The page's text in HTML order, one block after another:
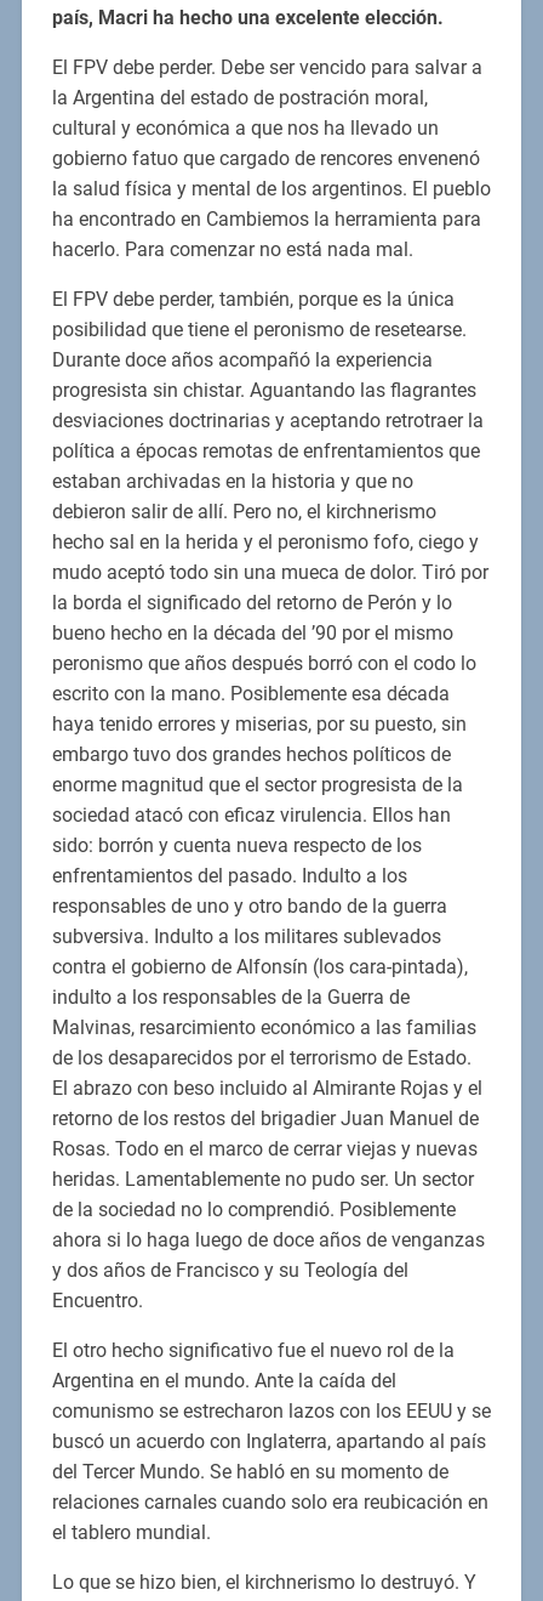
país, Macri ha hecho una excelente elección.
El FPV debe perder. Debe ser vencido para salvar a
la Argentina del estado de postración moral,
cultural y económica a que nos ha llevado un
gobierno fatuo que cargado de rencores envenenó
la salud física y mental de los argentinos. El pueblo
ha encontrado en Cambiemos la herramienta para
hacerlo. Para comenzar no está nada mal.
El FPV debe perder, también, porque es la única
posibilidad que tiene el peronismo de resetearse.
Durante doce años acompañó la experiencia
progresista sin chistar. Aguantando las flagrantes
desviaciones doctrinarias y aceptando retrotraer la
política a épocas remotas de enfrentamientos que
estaban archivadas en la historia y que no
debieron salir de allí. Pero no, el kirchnerismo
hecho sal en la herida y el peronismo fofo, ciego y
mudo aceptó todo sin una mueca de dolor. Tiró por
la borda el significado del retorno de Perón y lo
bueno hecho en la década del ’90 por el mismo
peronismo que años después borró con el codo lo
escrito con la mano. Posiblemente esa década
haya tenido errores y miserias, por su puesto, sin
embargo tuvo dos grandes hechos políticos de
enorme magnitud que el sector progresista de la
sociedad atacó con eficaz virulencia. Ellos han
sido: borrón y cuenta nueva respecto de los
enfrentamientos del pasado. Indulto a los
responsables de uno y otro bando de la guerra
subversiva. Indulto a los militares sublevados
contra el gobierno de Alfonsín (los cara-pintada),
indulto a los responsables de la Guerra de
Malvinas, resarcimiento económico a las familias
de los desaparecidos por el terrorismo de Estado.
El abrazo con beso incluido al Almirante Rojas y el
retorno de los restos del brigadier Juan Manuel de
Rosas. Todo en el marco de cerrar viejas y nuevas
heridas. Lamentablemente no pudo ser. Un sector
de la sociedad no lo comprendió. Posiblemente
ahora si lo haga luego de doce años de venganzas
y dos años de Francisco y su Teología del
Encuentro.
El otro hecho significativo fue el nuevo rol de la
Argentina en el mundo. Ante la caída del
comunismo se estrecharon lazos con los EEUU y se
buscó un acuerdo con Inglaterra, apartando al país
del Tercer Mundo. Se habló en su momento de
relaciones carnales cuando solo era reubicación en
el tablero mundial.
Lo que se hizo bien, el kirchnerismo lo destruyó. Y